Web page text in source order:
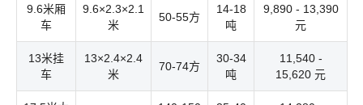
9.6米厢
车
9.6×2.3×2.1
米
50-55方
14-18
吨
9,890 - 13,390
元
13米挂
车
13×2.4×2.4
米
70-74方
30-34
吨
11,540 -
15,620 元